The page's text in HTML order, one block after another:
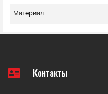
Материал
Контакты